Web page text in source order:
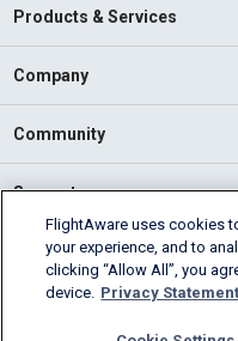
Products & Services
Company
Community
Support
English (USA)
2026 FlightAware
FlightAware uses cookies
your experience, and to
clicking “Allow All”, you
device. Privacy Statement